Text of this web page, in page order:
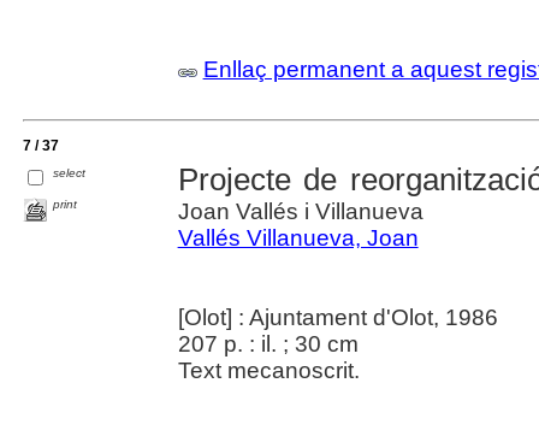
Enllaç permanent a aquest
7 / 37
select
print
Projecte de
Joan Vallés i Villanueva
Vallés Villanueva, Joan
[Olot] : Ajuntament d'Olot, 1986
207 p. : il. ; 30 cm
Text mecanoscrit.